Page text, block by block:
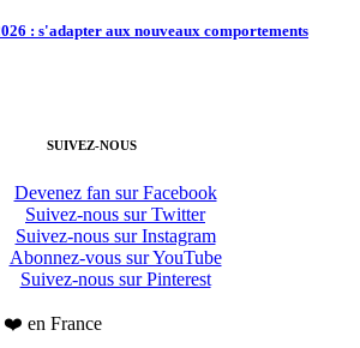
: s'adapter aux nouveaux comportements
SUIVEZ-NOUS
Devenez fan sur Facebook
Suivez-nous sur Twitter
Suivez-nous sur Instagram
Abonnez-vous sur YouTube
Suivez-nous sur Pinterest
❤️ en France